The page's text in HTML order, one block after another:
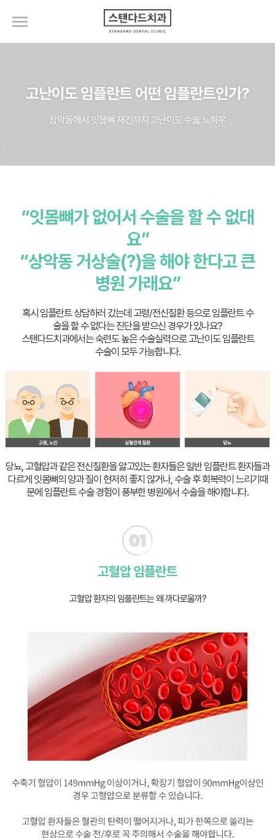
고난이도 임플란트 어떤 임플란트인가?
상악동에서 잇몸뼈 재건까지 고난이도 수술 노하우
“잇몸뼈가 없어서 수술을 할 수 없대
요”
“상악동 거상술(?)을 해야 한다고 큰
병원 가래요”
혹시 임플란트 상담하러 갔는데 고령/전신질환 등으로 임플란트 수
술을 할 수 없다는 진단을 받으신 경우가 있나요?
스탠다드치과에서는 숙련도 높은 수술실력으로 고난이도 임플란트
수술이 모두 가능합니다.
당뇨, 고혈압과 같은 전신질환을 앓고있는 환자들은 일반 임플란트 환자들과
다르게 잇몸뼈의 양과 질이 현저히 좋지 않거나, 수술 후 회복력이 느리기때
문에 임플란트 수술 경험이 풍부한 병원에서 수술을 해야합니다.
고혈압 임플란트
고혈압 환자의 임플란트는 왜 까다로울까?